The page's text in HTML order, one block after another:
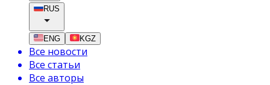
RUS
ENG KGZ
Все новости
Все статьи
Все авторы